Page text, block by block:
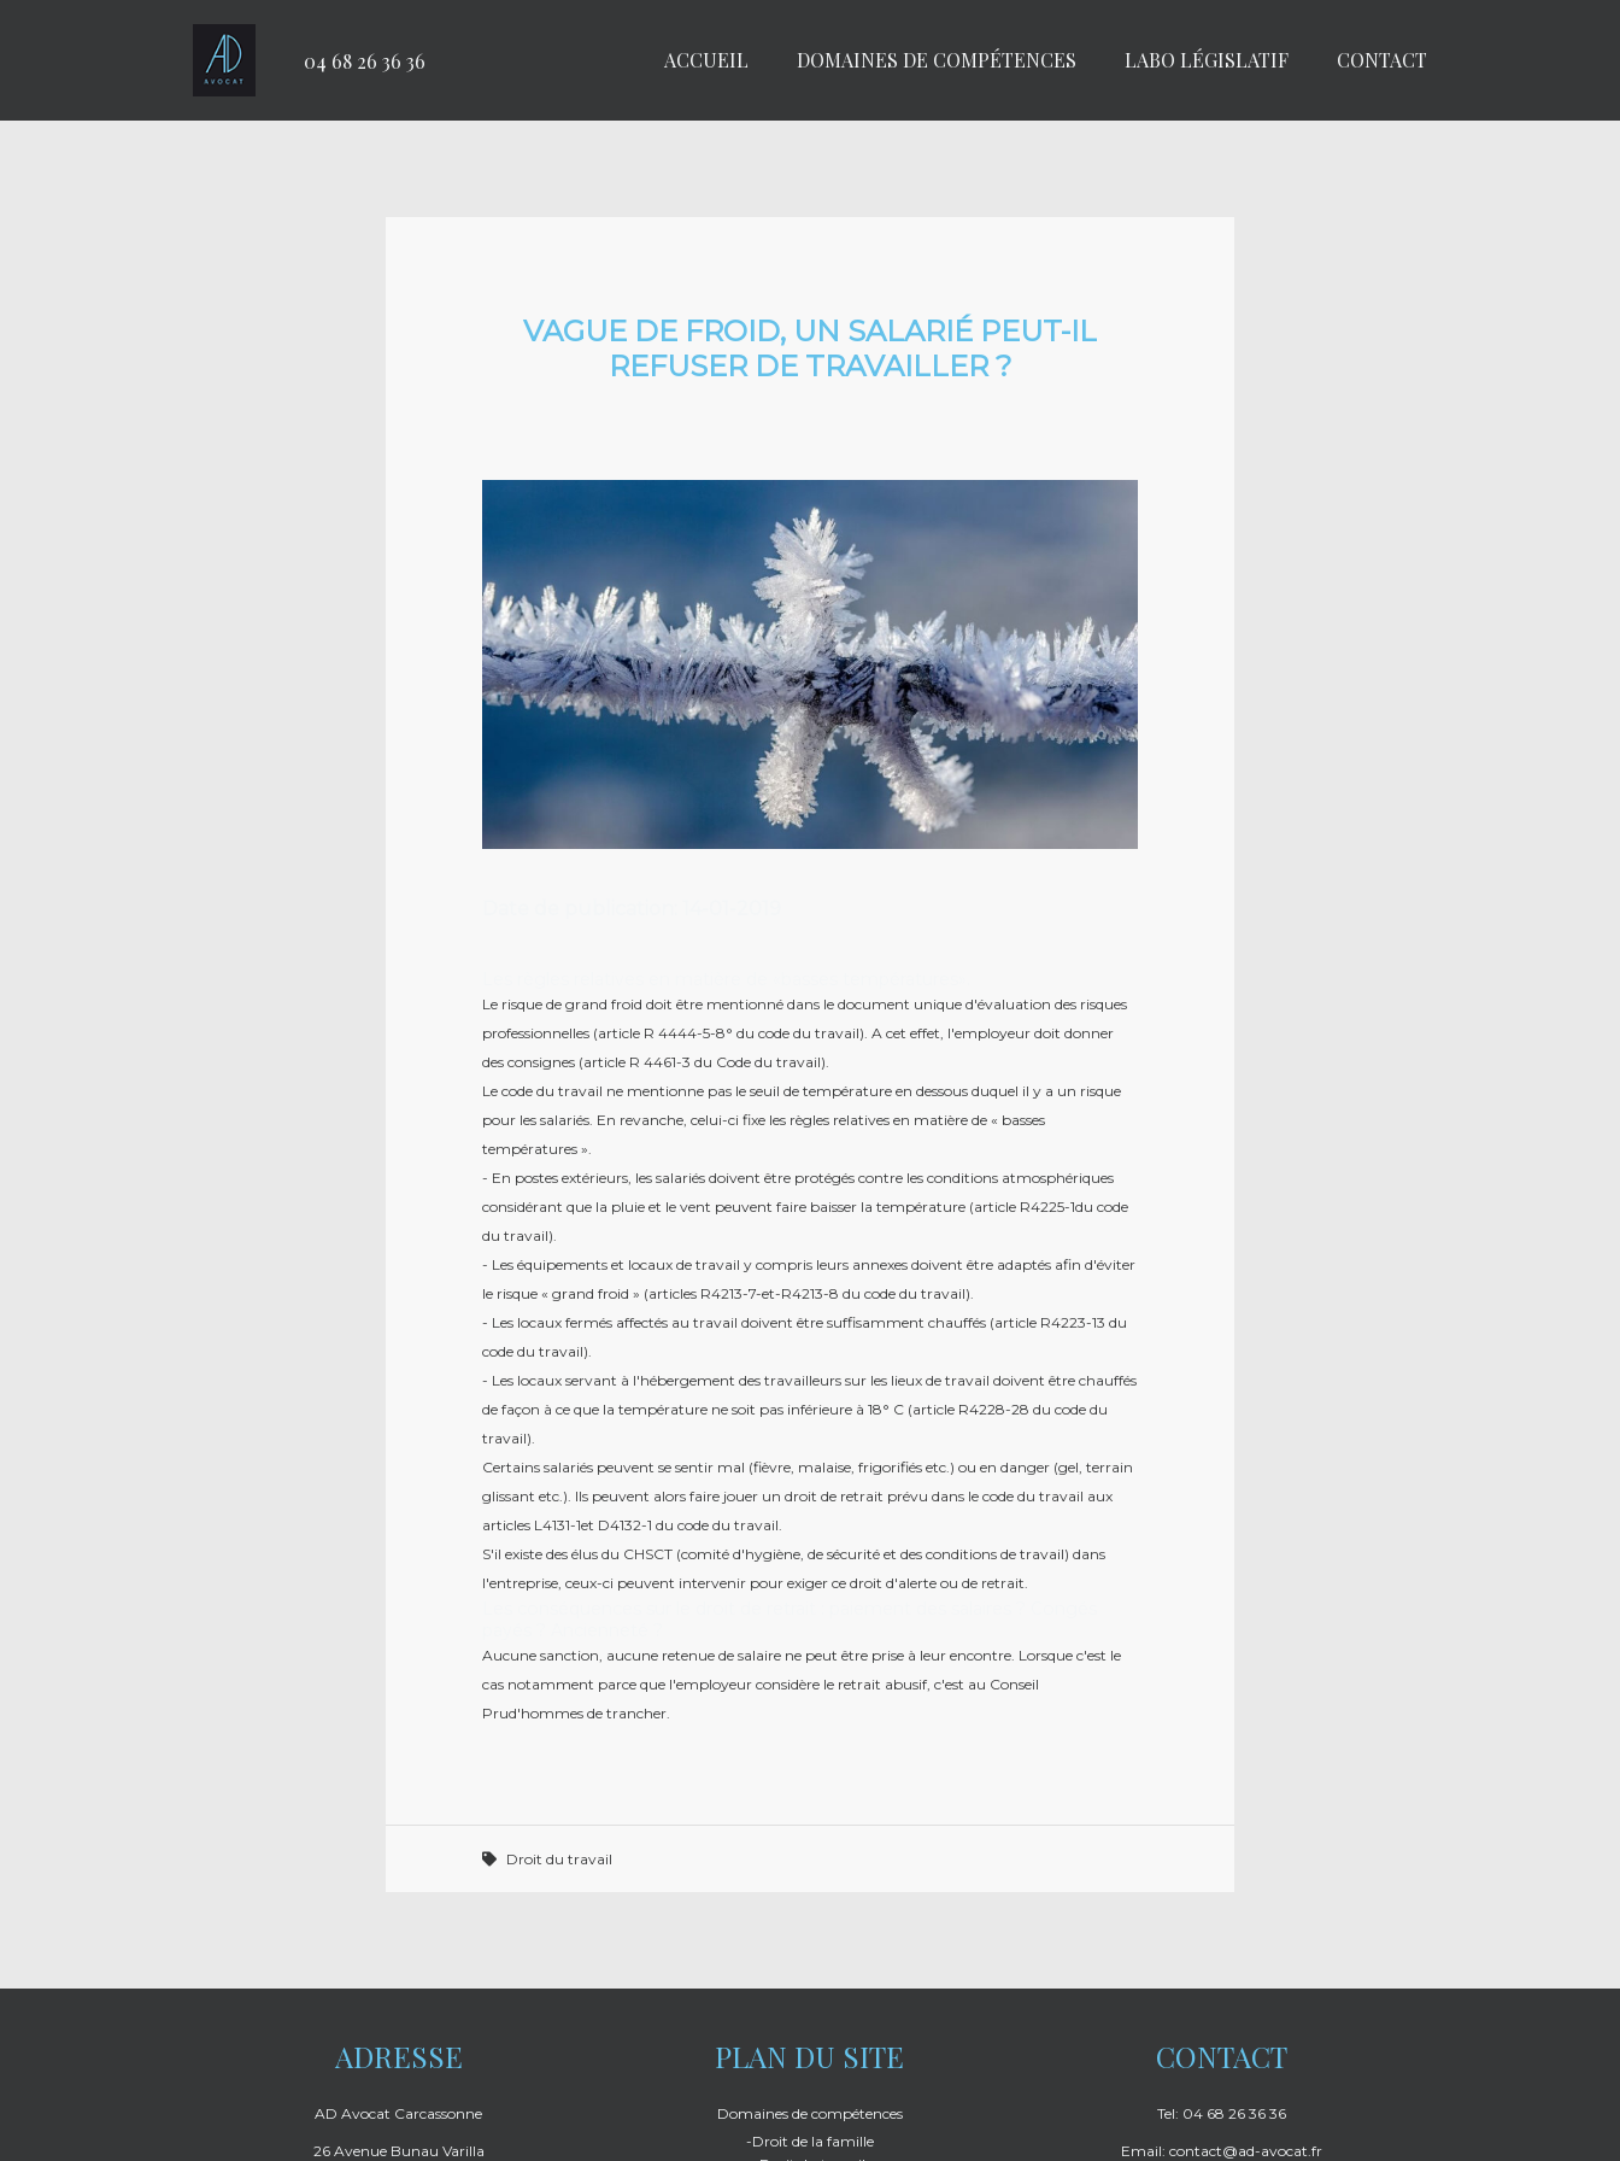
04 68 26 36 36 ACCUEIL DOMAINES DE COMPÉTENCES LABO LÉGISLATIF CONTACT
VAGUE DE FROID, UN SALARIÉ PEUT-IL
REFUSER DE TRAVAILLER ?
Le risque de grand froid doit être mentionné dans le document unique d'évaluation des risques
professionnelles (article R 4444-5-8° du code du travail). A cet effet, l'employeur doit donner
des consignes (article R 4461-3 du Code du travail).
Le code du travail ne mentionne pas le seuil de température en dessous duquel il y a un risque
pour les salariés. En revanche, celui-ci fixe les règles relatives en matière de « basses
températures ».
- En postes extérieurs, les salariés doivent être protégés contre les conditions atmosphériques
considérant que la pluie et le vent peuvent faire baisser la température (article R4225-1du code
du travail).
- Les équipements et locaux de travail y compris leurs annexes doivent être adaptés afin d'éviter
le risque « grand froid » (articles R4213-7-et-R4213-8 du code du travail).
- Les locaux fermés affectés au travail doivent être suffisamment chauffés (article R4223-13 du
code du travail).
- Les locaux servant à l'hébergement des travailleurs sur les lieux de travail doivent être chauffés
de façon à ce que la température ne soit pas inférieure à 18° C (article R4228-28 du code du
travail).
Certains salariés peuvent se sentir mal (fièvre, malaise, frigorifiés etc.) ou en danger (gel, terrain
glissant etc.). Ils peuvent alors faire jouer un droit de retrait prévu dans le code du travail aux
articles L4131-1et D4132-1 du code du travail.
S'il existe des élus du CHSCT (comité d'hygiène, de sécurité et des conditions de travail) dans
l'entreprise, ceux-ci peuvent intervenir pour exiger ce droit d'alerte ou de retrait.
Aucune sanction, aucune retenue de salaire ne peut être prise à leur encontre. Lorsque c'est le
cas notamment parce que l'employeur considère le retrait abusif, c'est au Conseil
Prud'hommes de trancher.
Droit du travail
ADRESSE
AD Avocat Carcassonne
26 Avenue Bunau Varilla
PLAN DU SITE
Domaines de compétences
-Droit de la famille
CONTACT
Tel: 04 68 26 36 36
Email: contact@ad-avocat.fr